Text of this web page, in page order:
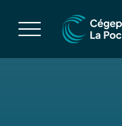
Ouvrir
la
navigation